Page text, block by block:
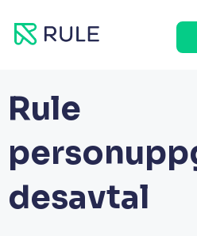
Rule
desavtal